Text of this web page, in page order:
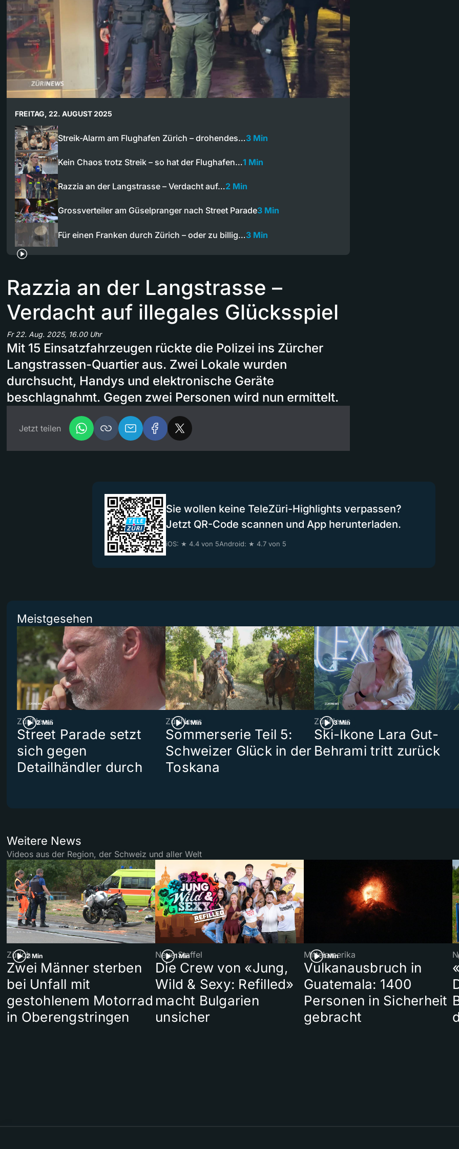
FREITAG, 22. AUGUST 2025
Streik-Alarm am Flughafen Zürich – drohendes…3 Min
Kein Chaos trotz Streik – so hat der Flughafen…1 Min
Razzia an der Langstrasse – Verdacht auf…2 Min
Grossverteiler am Güselpranger nach Street Parade3 Min
Für einen Franken durch Zürich – oder zu billig…3 Min
Razzia an der Langstrasse –
Verdacht auf illegales Glücksspiel
Fr 22. Aug. 2025, 16.00 Uhr
Mit 15 Einsatzfahrzeugen rückte die Polizei ins Zürcher
Langstrassen-Quartier aus. Zwei Lokale wurden
durchsucht, Handys und elektronische Geräte
beschlagnahmt. Gegen zwei Personen wird nun ermittelt.
Jetzt teilen
Sie wollen keine TeleZüri-Highlights verpassen?
Jetzt QR-Code scannen und App herunterladen.
iOS: ★ 4.4 von 5Android: ★ 4.7 von 5
Meistgesehen
2 Min
ZüriNews
Street Parade setzt
sich gegen
Detailhändler durch
4 Min
ZüriNews
Sommerserie Teil 5:
Schweizer Glück in der
Toskana
3 Min
ZüriNews
Ski-Ikone Lara Gut-
Behrami tritt zurück
Weitere News
Videos aus der Region, der Schweiz und aller Welt
2 Min
Zürich
Zwei Männer sterben
bei Unfall mit
gestohlenem Motorrad
in Oberengstringen
1 Min
Neue Staffel
Die Crew von «Jung,
Wild & Sexy: Refilled»
macht Bulgarien
unsicher
1 Min
Mittelamerika
Vulkanausbruch in
Guatemala: 1400
Personen in Sicherheit
gebracht